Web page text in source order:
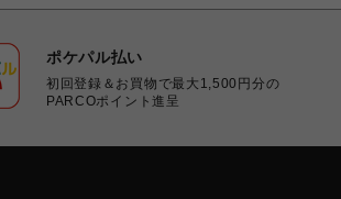
ポケパル払い
初回登録＆お買物で最大1,500円分の
PARCOポイント進呈